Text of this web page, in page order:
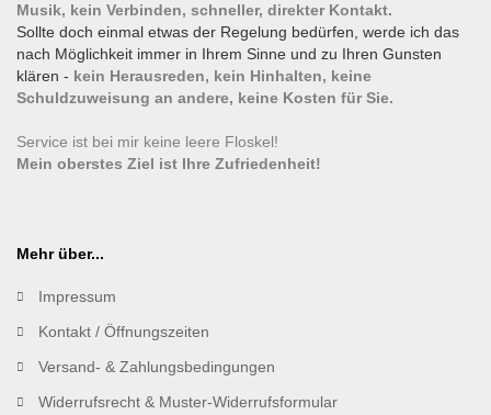
Musik, kein Verbinden, schneller, direkter Kontakt.
Sollte doch einmal etwas der Regelung bedürfen, werde ich das
nach Möglichkeit immer in Ihrem Sinne und zu Ihren Gunsten
klären - kein Herausreden, kein Hinhalten, keine
Schuldzuweisung an andere, keine Kosten für Sie.
Service ist bei mir keine leere Floskel!
Mein oberstes Ziel ist Ihre Zufriedenheit!
Mehr über...
Impressum
Kontakt / Öffnungszeiten
Versand- & Zahlungsbedingungen
Widerrufsrecht & Muster-Widerrufsformular